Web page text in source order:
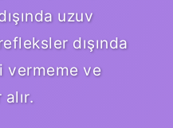
uzuv
dışında
vermeme ve